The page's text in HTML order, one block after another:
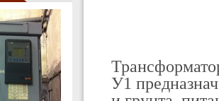
У1